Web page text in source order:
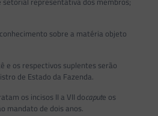
sobre a matéria objeto
e os respectivos suplentes serão
de Estado da Fazenda.
os incisos II a VII docapute os
mandato de dois anos.